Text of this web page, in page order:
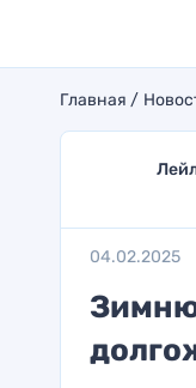
Главная
04.02.2025